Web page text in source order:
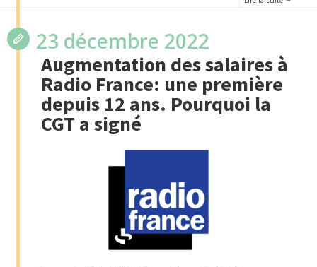
23 décembre 2022
Augmentation des salaires à
Radio France: une première
depuis 12 ans. Pourquoi la
CGT a signé